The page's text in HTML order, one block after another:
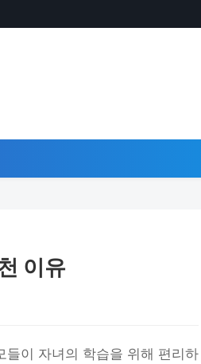
이유
들이 자녀의 학습을 위해 편리하